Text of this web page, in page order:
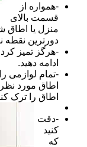
-همواره از
قسمت بالای
منزل یا اطاق
دورترین
-هرگز تمیز کردن
ادامه دهید.
-تمام لوازمی
اطاق مورد نظر
اطاق را ترک
-دقت
کنید
که